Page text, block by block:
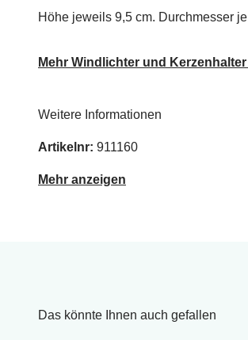
Höhe jeweils 9,5 cm. Durchmesser
Mehr Windlichter und Kerzenhalter
Weitere Informationen
Artikelnr: 911160
Mehr anzeigen
Das könnte Ihnen auch gefallen